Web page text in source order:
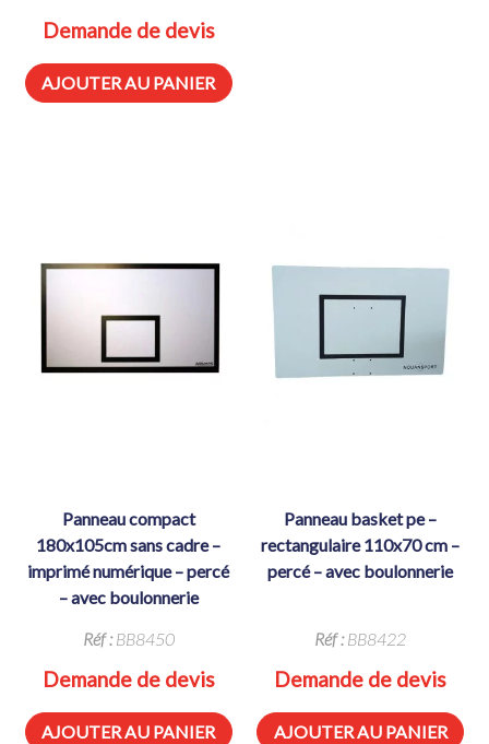
Demande de devis
AJOUTER AU PANIER
panneau compact
180x105cm sans cadre –
imprimé numérique – percé
– avec boulonnerie
Réf :BB8450
Demande de devis
AJOUTER AU PANIER
panneau basket pe –
rectangulaire 110x70 cm –
percé – avec boulonnerie
Réf :BB8422
Demande de devis
AJOUTER AU PANIER